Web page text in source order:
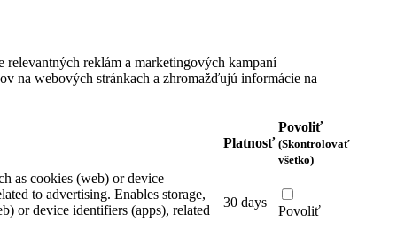
reklám a marketingových kampaní
na webových stránkach a zhromažďujú informácie na
Platnosť
Povoliť
(Skontrolovať
všetko)
as cookies (web) or device
to advertising. Enables storage,
or device identifiers (apps), related
30 days
Povoliť